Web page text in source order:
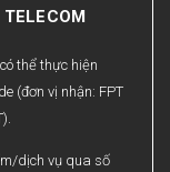
thể thực hiện
(đơn vị nhận: FPT
dịch vụ qua số